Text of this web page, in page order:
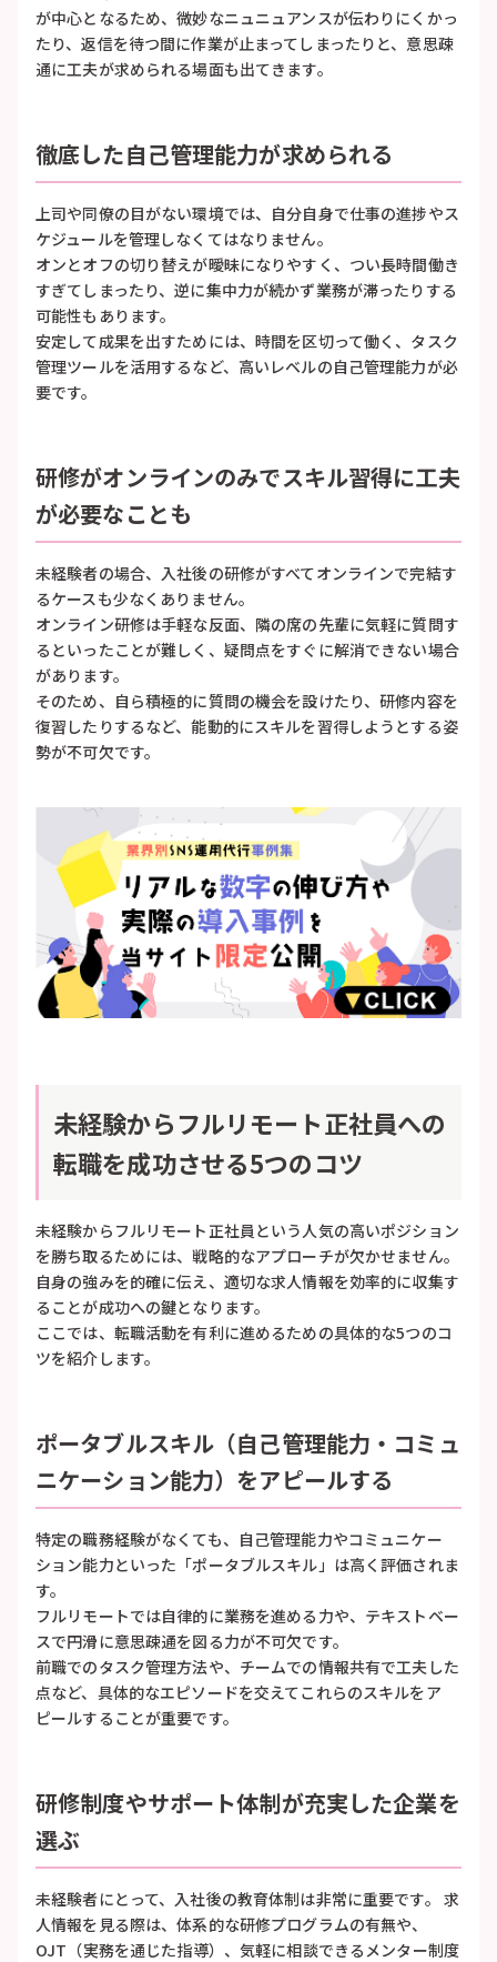
が中心となるため、微妙なニュニュアンスが伝わりにくかっ
たり、返信を待つ間に作業が止まってしまったりと、意思疎
通に工夫が求められる場面も出てきます。
徹底した自己管理能力が求められる
上司や同僚の目がない環境では、自分自身で仕事の進捗やス
ケジュールを管理しなくてはなりません。
オンとオフの切り替えが曖昧になりやすく、つい長時間働き
すぎてしまったり、逆に集中力が続かず業務が滞ったりする
可能性もあります。
安定して成果を出すためには、時間を区切って働く、タスク
管理ツールを活用するなど、高いレベルの自己管理能力が必
要です。
研修がオンラインのみでスキル習得に工夫
が必要なことも
未経験者の場合、入社後の研修がすべてオンラインで完結す
るケースも少なくありません。
オンライン研修は手軽な反面、隣の席の先輩に気軽に質問す
るといったことが難しく、疑問点をすぐに解消できない場合
があります。
そのため、自ら積極的に質問の機会を設けたり、研修内容を
復習したりするなど、能動的にスキルを習得しようとする姿
勢が不可欠です。
未経験からフルリモート正社員への
転職を成功させる5つのコツ
未経験からフルリモート正社員という人気の高いポジション
を勝ち取るためには、戦略的なアプローチが欠かせません。
自身の強みを的確に伝え、適切な求人情報を効率的に収集す
ることが成功への鍵となります。
ここでは、転職活動を有利に進めるための具体的な5つのコ
ツを紹介します。
ポータブルスキル（自己管理能力・コミュ
ニケーション能力）をアピールする
特定の職務経験がなくても、自己管理能力やコミュニケー
ション能力といった「ポータブルスキル」は高く評価されま
す。
フルリモートでは自律的に業務を進める力や、テキストベー
スで円滑に意思疎通を図る力が不可欠です。
前職でのタスク管理方法や、チームでの情報共有で工夫した
点など、具体的なエピソードを交えてこれらのスキルをア
ピールすることが重要です。
研修制度やサポート体制が充実した企業を
選ぶ
未経験者にとって、入社後の教育体制は非常に重要です。 求
人情報を見る際は、体系的な研修プログラムの有無や、
OJT（実務を通じた指導）、気軽に相談できるメンター制度